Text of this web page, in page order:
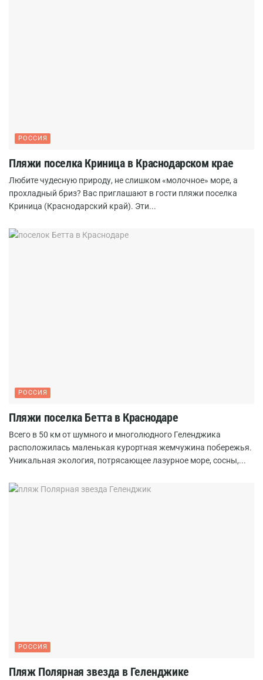
РОССИЯ
Пляжи поселка Криница в Краснодарском крае
Любите чудесную природу, не слишком «молочное» море, а
прохладный бриз? Вас приглашают в гости пляжи поселка
Криница (Краснодарский край). Эти...
РОССИЯ
Пляжи поселка Бетта в Краснодаре
Всего в 50 км от шумного и многолюдного Геленджика
расположилась маленькая курортная жемчужина побережья.
Уникальная экология, потрясающее лазурное море, сосны,...
РОССИЯ
Пляж Полярная звезда в Геленджике